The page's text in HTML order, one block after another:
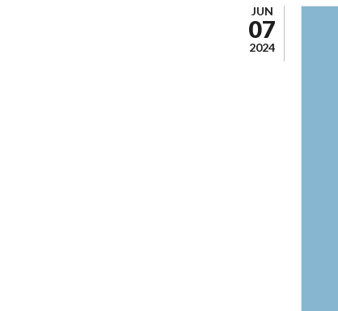
JUN
07
2024